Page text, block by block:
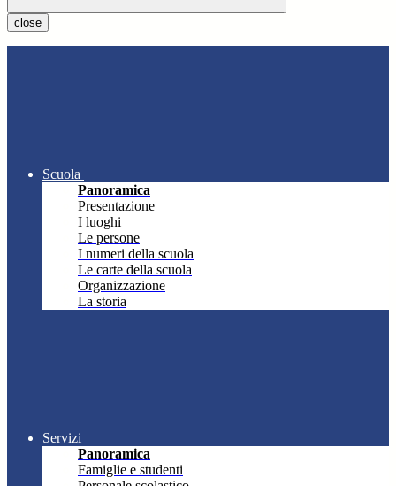
close
Scuola
Panoramica
Presentazione
I luoghi
Le persone
I numeri della scuola
Le carte della scuola
Organizzazione
La storia
Servizi
Panoramica
Famiglie e studenti